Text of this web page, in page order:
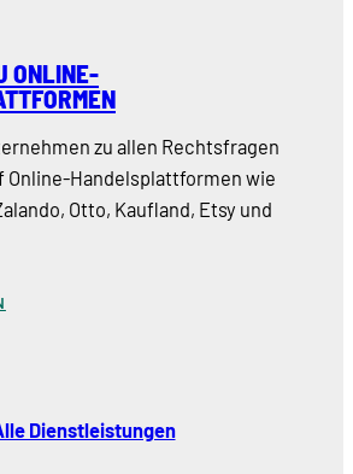
ONLINE-
zu allen Rechtsfragen
Online-Handelsplattformen wie
Otto, Kaufland, Etsy und
Dienstleistungen